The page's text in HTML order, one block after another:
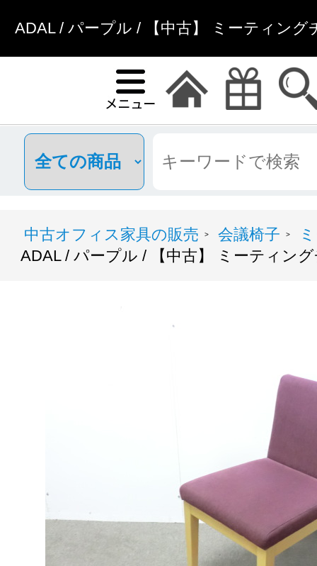
ADAL / パープル / 【中古】 ミーティン
中古オフィス家具の販売 > 会議椅子 >
ADAL / パープル / 【中古】 ミーティン